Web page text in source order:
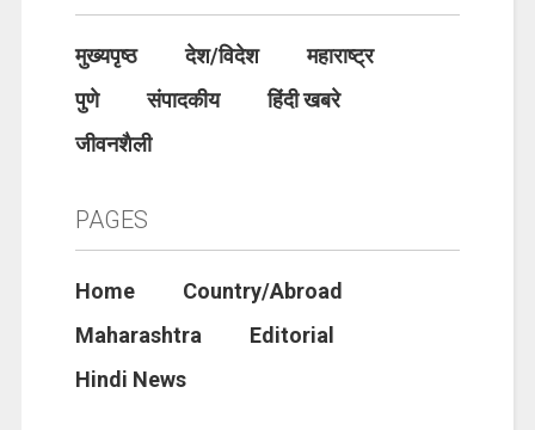
मुख्यपृष्ठ देश/विदेश
महाराष्ट्र
पुणे
संपादकीय
हिंदी खबरे
जीवनशैली
PAGES
Home
Country/Abroad
Maharashtra
Editorial
Hindi News